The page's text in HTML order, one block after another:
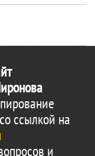
ссылкой на
и